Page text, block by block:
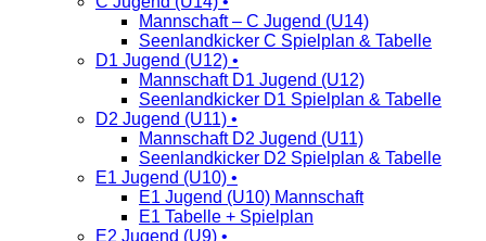
Mannschaft – C Jugend (U14)
Seenlandkicker C Spielplan & Tabelle
D1 Jugend (U12) •
Mannschaft D1 Jugend (U12)
Seenlandkicker D1 Spielplan & Tabelle
D2 Jugend (U11) •
Mannschaft D2 Jugend (U11)
Seenlandkicker D2 Spielplan & Tabelle
E1 Jugend (U10) •
E1 Jugend (U10) Mannschaft
E1 Tabelle + Spielplan
E2 Jugend (U9) •